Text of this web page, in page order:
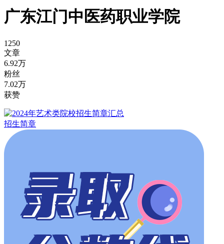
广东江门中医药职业学院
1250
文章
6.92万
粉丝
7.02万
获赞
招生简章